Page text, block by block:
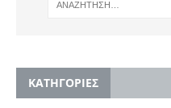
KΑΤΗΓΟΡΙΕΣ